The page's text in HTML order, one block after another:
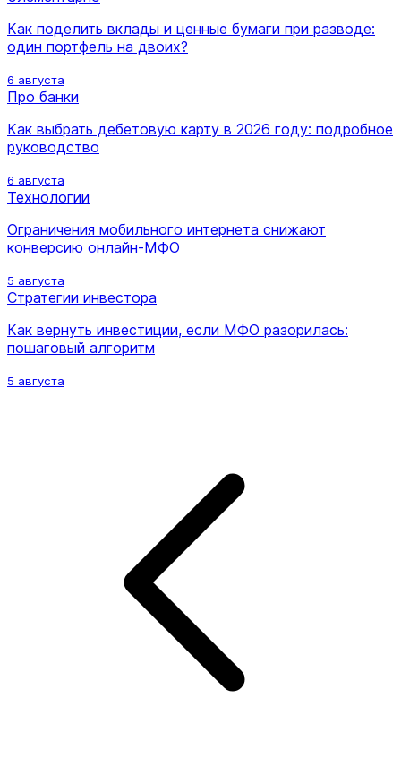
Как поделить вклады и ценные бумаги при разводе:
один портфель на двоих?
6 августа
Про банки
Как выбрать дебетовую карту в 2026 году: подробное
руководство
6 августа
Технологии
Ограничения мобильного интернета снижают
конверсию онлайн-МФО
5 августа
Стратегии инвестора
Как вернуть инвестиции, если МФО разорилась:
пошаговый алгоритм
5 августа